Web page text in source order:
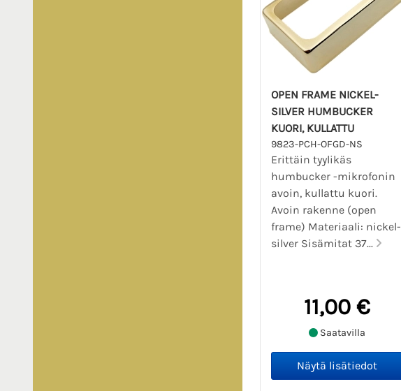
OPEN FRAME NICKEL-
SILVER HUMBUCKER
KUORI, KULLATTU
9823-PCH-OFGD-NS
Erittäin tyylikäs
humbucker -mikrofonin
avoin, kullattu kuori.
Avoin rakenne (open
frame) Materiaali: nickel-
silver Sisämitat 37...
11,00 €
Saatavilla